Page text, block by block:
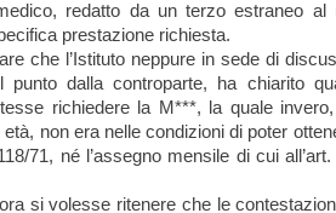
redatto da un terzo estraneo al
prestazione richiesta.
che l’Istituto neppure in sede di
dalla controparte, ha chiarito
richiedere la M***, la quale
non era nelle condizioni di poter
71, né l’assegno mensile di cui
si volesse ritenere che le